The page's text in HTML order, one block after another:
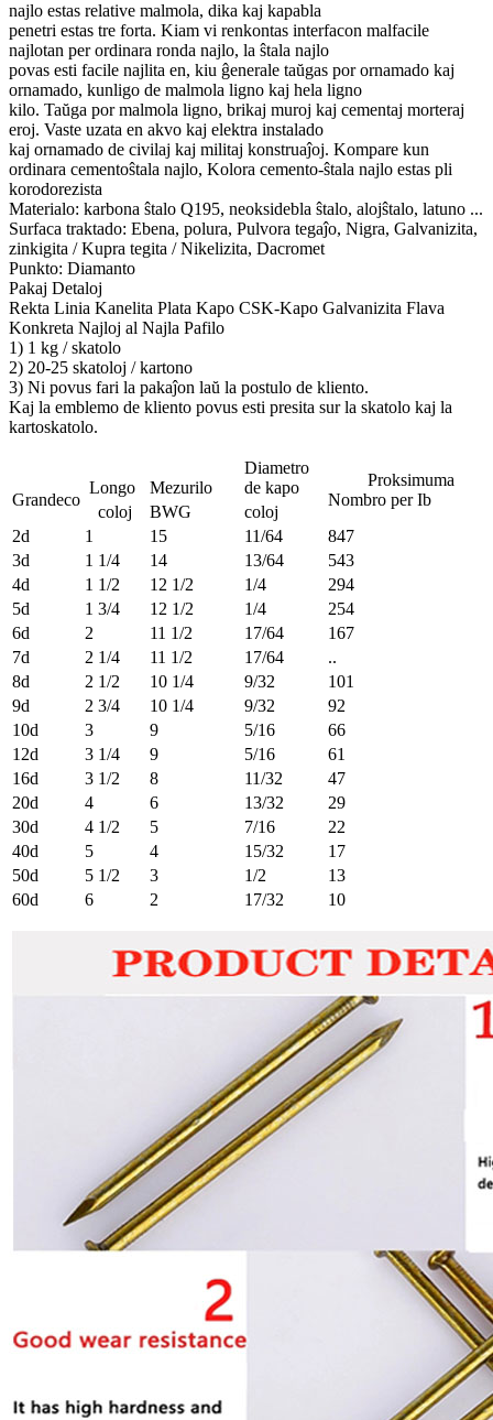
najlo estas relative malmola, dika kaj kapabla
penetri estas tre forta. Kiam vi renkontas interfacon malfacile
najlotan per ordinara ronda najlo, la ŝtala najlo
povas esti facile najlita en, kiu ĝenerale taŭgas por ornamado kaj
ornamado, kunligo de malmola ligno kaj hela ligno
kilo. Taŭga por malmola ligno, brikaj muroj kaj cementaj morteraj
eroj. Vaste uzata en akvo kaj elektra instalado
kaj ornamado de civilaj kaj militaj konstruaĵoj. Kompare kun
ordinara cementoŝtala najlo, Kolora cemento-ŝtala najlo estas pli
korodorezista
Materialo: karbona ŝtalo Q195, neoksidebla ŝtalo, alojŝtalo, latuno ...
Surfaca traktado: Ebena, polura, Pulvora tegaĵo, Nigra, Galvanizita,
zinkigita / Kupra tegita / Nikelizita, Dacromet
Punkto: Diamanto
Pakaj Detaloj
Rekta Linia Kanelita Plata Kapo CSK-Kapo Galvanizita Flava
Konkreta Najloj al Najla Pafilo
1) 1 kg / skatolo
2) 20-25 skatoloj / kartono
3) Ni povus fari la pakaĵon laŭ la postulo de kliento.
Kaj la emblemo de kliento povus esti presita sur la skatolo kaj la
kartoskatolo.
Grandeco
Longo Mezurilo
Diametro
de kapo
Proksimuma
Nombro per Ib
coloj BWG
coloj
2d
1 15 11/64
847
3d
1 1/4 14 13/64
543
4d
1 1/2 12 1/2 1/4
294
5d
1 3/4 12 1/2 1/4
254
6d
2 11 1/2 17/64
167
7d
2 1/4 11 1/2 17/64
..
8d
2 1/2 10 1/4 9/32
101
9d
2 3/4 10 1/4 9/32
92
10d
3 9 5/16
66
12d
3 1/4 9 5/16
61
16d
3 1/2 8 11/32
47
20d
4 6 13/32
29
30d
4 1/2 5 7/16
22
40d
5 4 15/32
17
50d
5 1/2 3 1/2
13
60d
6 2 17/32 10